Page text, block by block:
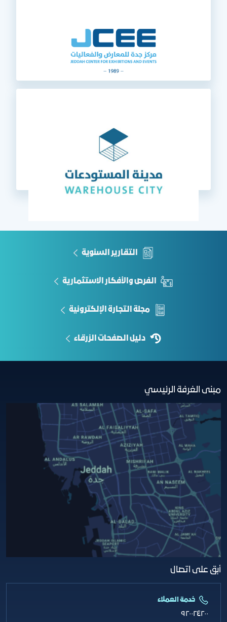
التقارير السنوية
الفرص والأفكار الاستثمارية
مجلة التجارة الإلكترونية
دليل الصفحات الزرقاء
مبنى الغرفة الرئيسي
أبق على اتصال
خدمة العملاء
٩٢٠٠٢٤٢٠٠